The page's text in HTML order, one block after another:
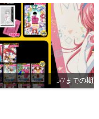
5/7までの期